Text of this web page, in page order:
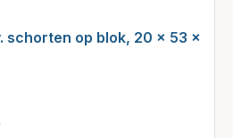
schorten op blok, 20 x 53 x